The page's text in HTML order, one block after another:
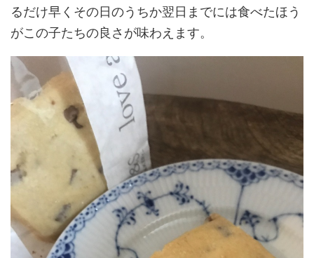
るだけ早くその日のうちか翌日までには食べたほう
がこの子たちの良さが味わえます。